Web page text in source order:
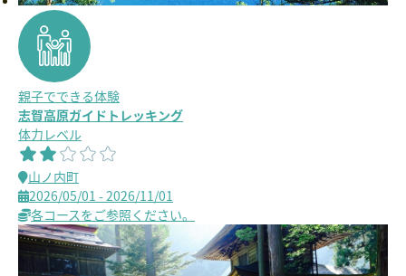
親子でできる体験
志賀高原ガイドトレッキング
体力レベル
山ノ内町
2026/05/01 - 2026/11/01
各コースをご参照ください。